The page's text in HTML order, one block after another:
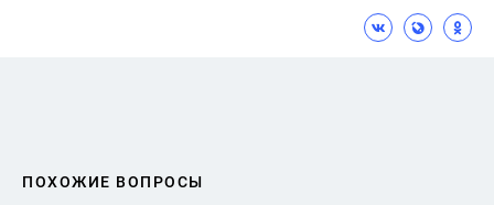
ПОХОЖИЕ ВОПРОСЫ